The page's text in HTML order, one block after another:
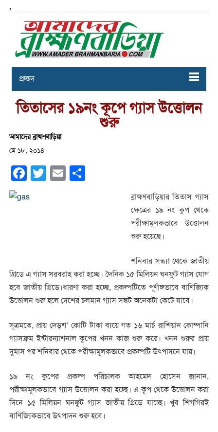
,
প্রচ্ছদ
তিতাসের ১৯নং কূপে গ্যাস উত্তোলন
শুরু
আমাদের ব্রাহ্মণবাড়িয়া
মে ১৮, ২০১৪
Facebook
Twitter Email
ব্রাহ্মণবাড়িয়ার তিতাস গ্যাস
ক্ষেত্রের ১৯ নং কুপ থেকে
পরীক্ষামূলকভাবে উত্তোলন
শুরু হয়েছে।
শনিবার সন্ধ্যা থেকে জাতীয়
গ্রিডে এ গ্যাস সরবরাহ করা হচ্ছে। দৈনিক ১৫ মিলিয়ন ঘনফুট গ্যাস যোগ
হবে জাতীয় গ্রিডে।ধারণা করা হচ্ছে, প্রকল্পটিতে পূর্ণাঙ্গভাবে বাণিজ্যিক
উত্তোলন শুরু হলে দেশের চলমান গ্যাস সঙ্কট অনেকটা কেটে যাবে।
সূত্রমতে, প্রায় দেড়শ’ কোটি টাকা ব্যয়ে গত ১৬ মার্চ রাশিয়ান কোম্পানি
গ্যাসফ্রম ইন্টারন্যাশনাল কূপের খনন কাজ শুরু করে। খনন শুরুর প্রায়
দুমাস পর শনিবার থেকে পরীক্ষামূলকভাবে প্রকল্পটি উৎপাদনে যায়।
১৯ নং কুপের প্রকল্প পরিচালক আহমেদ হোসেন জানান,
পরীক্ষামূলকভাবে গ্যাস উত্তোলন করা হচ্ছে। এ কূপ থেকে উত্তোলন করা
দিনে ১৫ মিলিয়ন ঘনফুট গ্যাস জাতীয় গ্রিডে যাচ্ছে। খুব শিগগিরই
বাণিজ্যিকভাবে উৎপাদন শুরু হবে।